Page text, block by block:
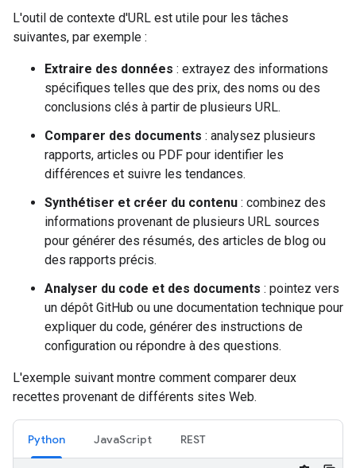
L'outil de contexte d'URL est utile pour les tâches
suivantes, par exemple :
Extraire des données : extrayez des informations
spécifiques telles que des prix, des noms ou des
conclusions clés à partir de plusieurs URL.
Comparer des documents : analysez plusieurs
rapports, articles ou PDF pour identifier les
différences et suivre les tendances.
Synthétiser et créer du contenu : combinez des
informations provenant de plusieurs URL sources
pour générer des résumés, des articles de blog ou
des rapports précis.
Analyser du code et des documents : pointez vers
un dépôt GitHub ou une documentation technique pour
expliquer du code, générer des instructions de
configuration ou répondre à des questions.
L'exemple suivant montre comment comparer deux
recettes provenant de différents sites Web.
Python JavaScript REST